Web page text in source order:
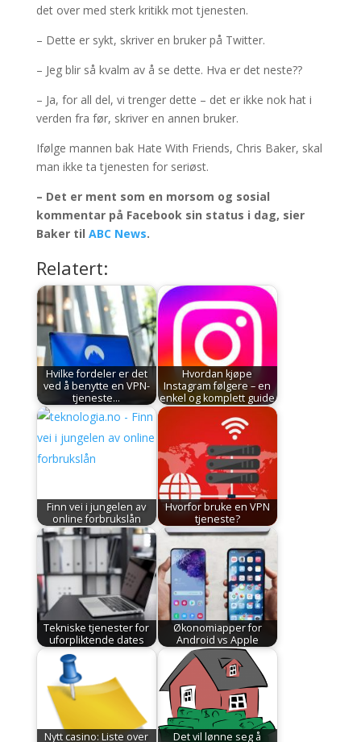
det over med sterk kritikk mot tjenesten.
– Dette er sykt, skriver en bruker på Twitter.
– Jeg blir så kvalm av å se dette. Hva er det neste??
– Ja, for all del, vi trenger dette – det er ikke nok hat i
verden fra før, skriver en annen bruker.
Ifølge mannen bak Hate With Friends, Chris Baker, skal
man ikke ta tjenesten for seriøst.
– Det er ment som en morsom og sosial
kommentar på Facebook sin status i dag, sier
Baker til ABC News.
Relatert:
Hvilke fordeler er det
ved å benytte en VPN-
tjeneste…
Hvordan kjøpe
Instagram følgere – en
enkel og komplett guide
Finn vei i jungelen av
online forbrukslån
Hvorfor bruke en VPN
tjeneste?
Tekniske tjenester for
uforpliktende dates
Økonomiapper for
Android vs Apple
Nytt casino: Liste over
Det vil lønne seg å